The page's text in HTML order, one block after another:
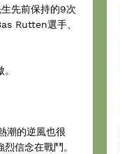
先前保持的9次
Rutten選手、
潮的逆風也很
信念在戰鬥。